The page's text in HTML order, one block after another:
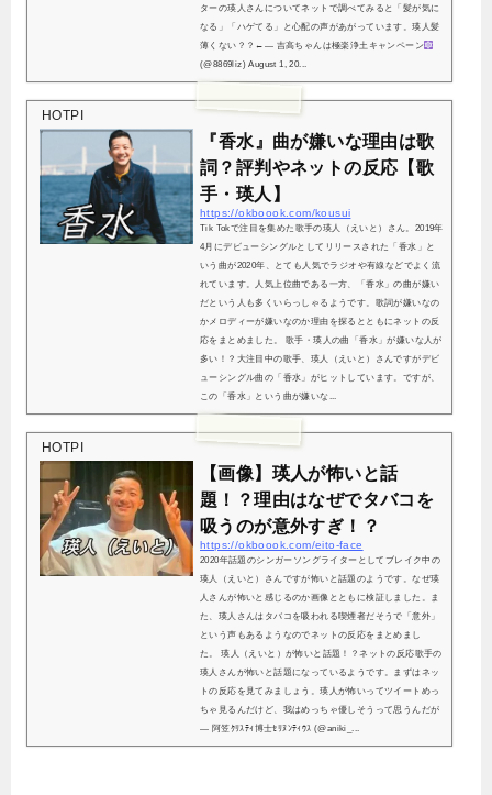
ターの瑛人さんについてネットで調べてみると「髪が気に
なる」「ハゲてる」と心配の声があがっています。瑛人髪
薄くない？？←— 吉高ちゃんは極楽浄土キャンペーン
(@8869liz) August 1, 20...
HOTPI
『香水』曲が嫌いな理由は歌
詞？評判やネットの反応【歌
手・瑛人】
https://okboook.com/kousui
Tik Tokで注目を集めた歌手の瑛人（えいと）さん。2019年
4月にデビューシングルとしてリリースされた「香水」と
いう曲が2020年、とても人気でラジオや有線などでよく流
れています。人気上位曲である一方、「香水」の曲が嫌い
だという人も多くいらっしゃるようです。歌詞が嫌いなの
かメロディーが嫌いなのか理由を探るとともにネットの反
応をまとめました。 歌手・瑛人の曲「香水」が嫌いな人が
多い！？大注目中の歌手、瑛人（えいと）さんですがデビ
ューシングル曲の「香水」がヒットしています。ですが、
この「香水」という曲が嫌いな...
HOTPI
【画像】瑛人が怖いと話
題！？理由はなぜでタバコを
吸うのが意外すぎ！？
https://okboook.com/eito-face
2020年話題のシンガーソングライターとしてブレイク中の
瑛人（えいと）さんですが怖いと話題のようです。なぜ瑛
人さんが怖いと感じるのか画像とともに検証しました。ま
た、瑛人さんはタバコを吸われる喫煙者だそうで「意外」
という声もあるようなのでネットの反応をまとめまし
た。 瑛人（えいと）が怖いと話題！？ネットの反応歌手の
瑛人さんが怖いと話題になっているようです。まずはネッ
トの反応を見てみましょう。瑛人が怖いってツイートめっ
ちゃ見るんだけど、我はめっちゃ優しそうって思うんだが
— 阿笠ｸﾘｽﾃｨ博士ｾﾘﾇﾝﾃｨｳｽ (@aniki_...